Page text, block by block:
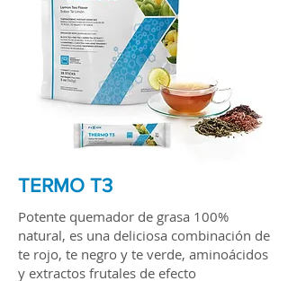
TERMO T3
Potente quemador de grasa 100%
natural, es una deliciosa combinación de
te rojo, te negro y te verde, aminoácidos
y extractos frutales de efecto